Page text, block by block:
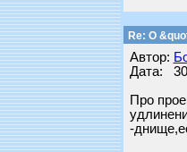
Re: О
Автор:
Дата:
Про
-